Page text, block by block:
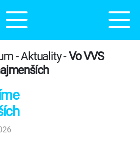
- Aktuality -Vo VVS